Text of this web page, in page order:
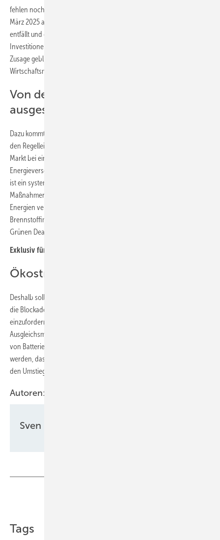
fehlen noch. So hat der Wirtschaftsminister Ante Šušnjar bereits im
März 2025 angekündigt, dass die Anschlussgebühr für Speicher
entfällt und den Entwicklern flexible Verträge angeboten werden, um
Investitionen in Batteriespeicher zu fördern. Doch bisher ist es bei der
Zusage geblieben. Konkrete Schritte in diese Richtung hat der
Wirtschaftsminister bisher nicht unternommen.
Von den Ausgleichsmärkten
ausgeschlossen
Dazu kommt noch, dass die Erneuerbaren Energien weiterhin von
den Regelleistungsmärkten ausgeschlossen sind. Derzeit liegt dieser
Markt bei einem Monopolanbieter, der den Marktteilnehmern wie
Energieversorgern überhöhte Kosten in Rechnung stellen kann. „Dies
ist ein systemisches Versagen der Regulierung. Ohne dringende
Maßnahmen wird Kroatien seine Investitionen in erneuerbare
Energien verlieren, sein Energiesystem weiter an fossile
Brennstoffimporte binden und seinen Beitrag zum Europäischen
Grünen Deal gefährden“, warnen die Branchenvertreter.
Exklusiv für Abonnenten:
Ökostrom statt Gas
Deshalb sollte Brüssel dringend mit Zagreb ins Gespräch kommen, um
die Blockade aufzuheben und die Einhaltung des EU-Rechts
einzufordern. Dazu gehört neben eines wettbewerblichen
Ausgleichsmarktes inklusive Ökostromanlagen auch die Aufnahme
von Batteriespeichern in den NECP. Dadurch kann verhindert
werden, dass die Investitionen in LNG-Terminals und Gaspipelines
den Umstieg auf erneuerbaren Strom verdrängen.
Autoren:
Sven Ullrich
Tags